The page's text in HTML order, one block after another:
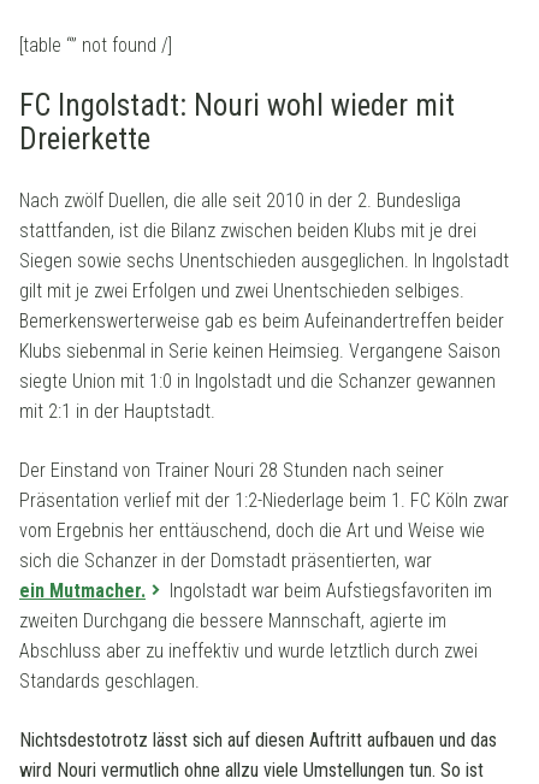
[table “” not found /]
FC Ingolstadt: Nouri wohl wieder mit
Dreierkette
Nach zwölf Duellen, die alle seit 2010 in der 2. Bundesliga
stattfanden, ist die Bilanz zwischen beiden Klubs mit je drei
Siegen sowie sechs Unentschieden ausgeglichen. In Ingolstadt
gilt mit je zwei Erfolgen und zwei Unentschieden selbiges.
Bemerkenswerterweise gab es beim Aufeinandertreffen beider
Klubs siebenmal in Serie keinen Heimsieg. Vergangene Saison
siegte Union mit 1:0 in Ingolstadt und die Schanzer gewannen
mit 2:1 in der Hauptstadt.
Der Einstand von Trainer Nouri 28 Stunden nach seiner
Präsentation verlief mit der 1:2-Niederlage beim 1. FC Köln zwar
vom Ergebnis her enttäuschend, doch die Art und Weise wie
sich die Schanzer in der Domstadt präsentierten, war
ein Mutmacher.
Ingolstadt war beim Aufstiegsfavoriten im
zweiten Durchgang die bessere Mannschaft, agierte im
Abschluss aber zu ineffektiv und wurde letztlich durch zwei
Standards geschlagen.
Nichtsdestotrotz lässt sich auf diesen Auftritt aufbauen und das
wird Nouri vermutlich ohne allzu viele Umstellungen tun. So ist